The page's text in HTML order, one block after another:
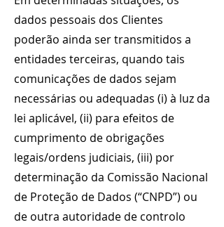
dados pessoais dos Clientes
poderão ainda ser transmitidos a
entidades terceiras, quando tais
comunicações de dados sejam
necessárias ou adequadas (i) à luz da
lei aplicável, (ii) para efeitos de
cumprimento de obrigações
legais/ordens judiciais, (iii) por
determinação da Comissão Nacional
de Proteção de Dados (“CNPD”) ou
de outra autoridade de controlo